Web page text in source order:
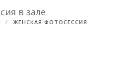
в зале
ЖЕНСКАЯ ФОТОСЕССИЯ